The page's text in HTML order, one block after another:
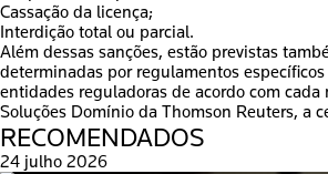
Cassação da licença;
Interdição total ou parcial.
Além dessas sanções, estão previstas
determinadas por regulamentos específicos
entidades reguladoras de acordo com cada
Soluções Domínio da Thomson Reuters, a
RECOMENDADOS
24 julho 2026